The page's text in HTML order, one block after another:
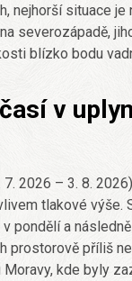
nejhorší situace je
severozápadě,
blízko bodu
v
7. 2026 – 3. 8.
tlakové výše.
pondělí a
prostorově příliš
kde byly